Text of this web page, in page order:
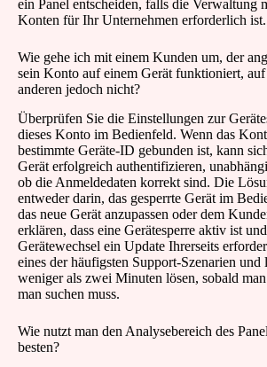
ein Panel entscheiden, falls die Verwaltung
Konten für Ihr Unternehmen erforderlich ist.
Wie gehe ich mit einem Kunden um, der
sein Konto auf einem Gerät funktioniert,
anderen jedoch nicht?
Überprüfen Sie die Einstellungen zur
dieses Konto im Bedienfeld. Wenn das
bestimmte Geräte-ID gebunden ist, kann
Gerät erfolgreich authentifizieren,
ob die Anmeldedaten korrekt sind. Die
entweder darin, das gesperrte Gerät im
das neue Gerät anzupassen oder dem
erklären, dass eine Gerätesperre aktiv ist
Gerätewechsel ein Update Ihrerseits
eines der häufigsten Support-Szenarien und
weniger als zwei Minuten lösen, sobald
man suchen muss.
Wie nutzt man den Analysebereich des
besten?